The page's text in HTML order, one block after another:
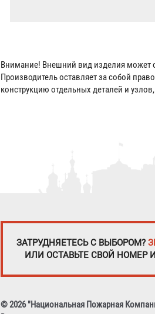
Внимание! Внешний вид изделия может
Производитель оставляет за собой
конструкцию отдельных деталей и
ЗАТРУДНЯЕТЕСЬ С ВЫБОРОМ?
ИЛИ ОСТАВЬТЕ СВОЙ
© 2026 "Национальная Пожарная